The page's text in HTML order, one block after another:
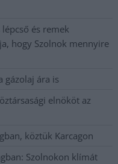
és remek
hogy Szolnok mennyire
gázolaj ára is
elnököt az
köztük Karcagon
Szolnokon klímát